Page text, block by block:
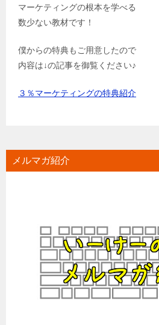
マーケティングの根本を学べる
数少ない教材です！
僕からの特典もご用意したので
内容は↓の記事を御覧ください♪
３％マーケティングの特典紹介
メルマガ紹介